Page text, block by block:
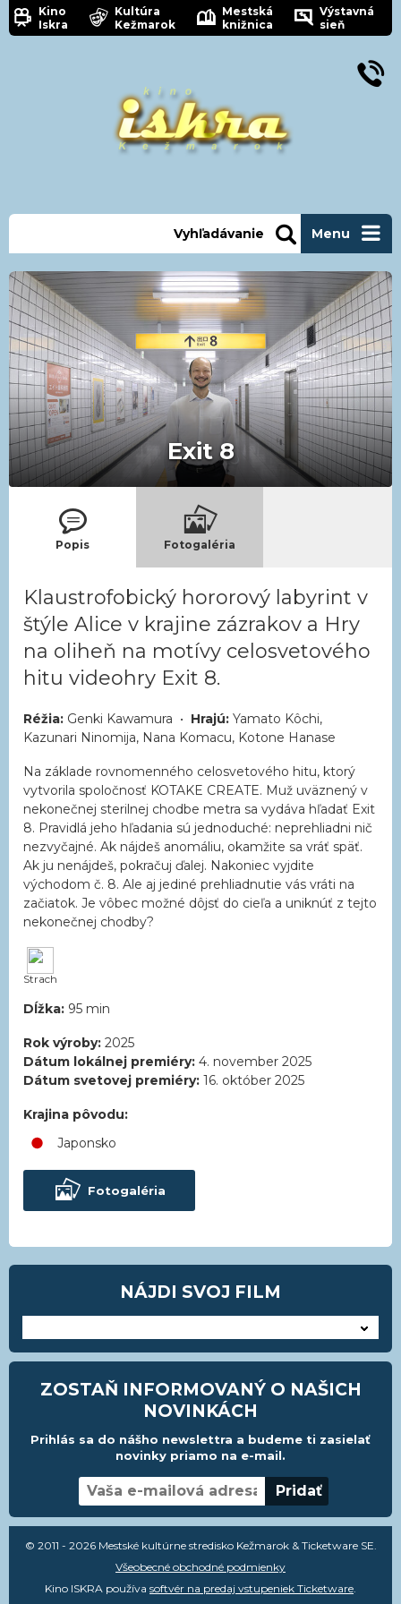
Kino
Iskra
Kultúra
Kežmarok
Mestská
knižnica
Výstavná
sieň
Menu
Vyhľadávanie
Exit 8
Popis Fotogaléria
Klaustrofobický hororový labyrint v
štýle Alice v krajine zázrakov a Hry
na oliheň na motívy celosvetového
hitu videohry Exit 8.
Réžia: Genki Kawamura • Hrajú: Yamato Kôchi,
Kazunari Ninomija, Nana Komacu, Kotone Hanase
Na základe rovnomenného celosvetového hitu, ktorý
vytvorila spoločnosť KOTAKE CREATE. Muž uväznený v
nekonečnej sterilnej chodbe metra sa vydáva hľadať Exit
8. Pravidlá jeho hľadania sú jednoduché: neprehliadni nič
nezvyčajné. Ak nájdeš anomáliu, okamžite sa vráť späť.
Ak ju nenájdeš, pokračuj ďalej. Nakoniec vyjdite
východom č. 8. Ale aj jediné prehliadnutie vás vráti na
začiatok. Je vôbec možné dôjsť do cieľa a uniknúť z tejto
nekonečnej chodby?
Strach
Dĺžka: 95 min
Rok výroby: 2025
Dátum lokálnej premiéry: 4. november 2025
Dátum svetovej premiéry: 16. október 2025
Krajina pôvodu:
Japonsko
Fotogaléria
NÁJDI SVOJ FILM
ZOSTAŇ INFORMOVANÝ O NAŠICH
NOVINKÁCH
Prihlás sa do nášho newslettra a budeme ti zasielať
novinky priamo na e-mail.
© 2011 - 2026 Mestské kultúrne stredisko Kežmarok & Ticketware SE.
Všeobecné obchodné podmienky
Kino ISKRA používa softvér na predaj vstupeniek Ticketware